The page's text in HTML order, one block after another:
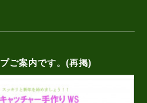
ご案内です。(再掲)